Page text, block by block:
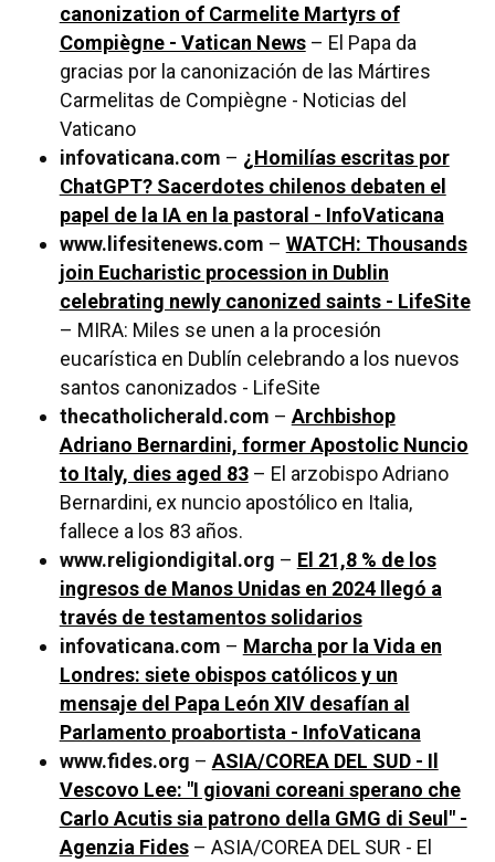
canonization of Carmelite Martyrs of
Compiègne - Vatican News– El Papa da
gracias por la canonización de las Mártires
Carmelitas de Compiègne - Noticias del
Vaticano
infovaticana.com – ¿Homilías escritas por
ChatGPT? Sacerdotes chilenos debaten el
papel de la IA en la pastoral - InfoVaticana
www.lifesitenews.com – WATCH: Thousands
join Eucharistic procession in Dublin
celebrating newly canonized saints - LifeSite
– MIRA: Miles se unen a la procesión
eucarística en Dublín celebrando a los nuevos
santos canonizados - LifeSite
thecatholicherald.com – Archbishop
Adriano Bernardini, former Apostolic Nuncio
to Italy, dies aged 83– El arzobispo Adriano
Bernardini, ex nuncio apostólico en Italia,
fallece a los 83 años.
www.religiondigital.org – El 21,8 % de los
ingresos de Manos Unidas en 2024 llegó a
través de testamentos solidarios
infovaticana.com – Marcha por la Vida en
Londres: siete obispos católicos y un
mensaje del Papa León XIV desafían al
Parlamento proabortista - InfoVaticana
www.fides.org – ASIA/COREA DEL SUD - Il
Vescovo Lee: "I giovani coreani sperano che
Carlo Acutis sia patrono della GMG di Seul" -
Agenzia Fides– ASIA/COREA DEL SUR - El